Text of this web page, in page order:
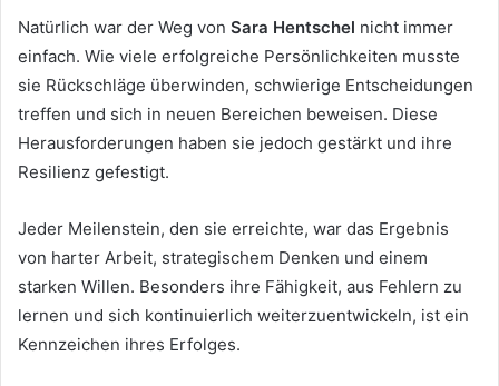
Natürlich war der Weg von Sara Hentschel nicht immer
einfach. Wie viele erfolgreiche Persönlichkeiten musste
sie Rückschläge überwinden, schwierige Entscheidungen
treffen und sich in neuen Bereichen beweisen. Diese
Herausforderungen haben sie jedoch gestärkt und ihre
Resilienz gefestigt.
Jeder Meilenstein, den sie erreichte, war das Ergebnis
von harter Arbeit, strategischem Denken und einem
starken Willen. Besonders ihre Fähigkeit, aus Fehlern zu
lernen und sich kontinuierlich weiterzuentwickeln, ist ein
Kennzeichen ihres Erfolges.